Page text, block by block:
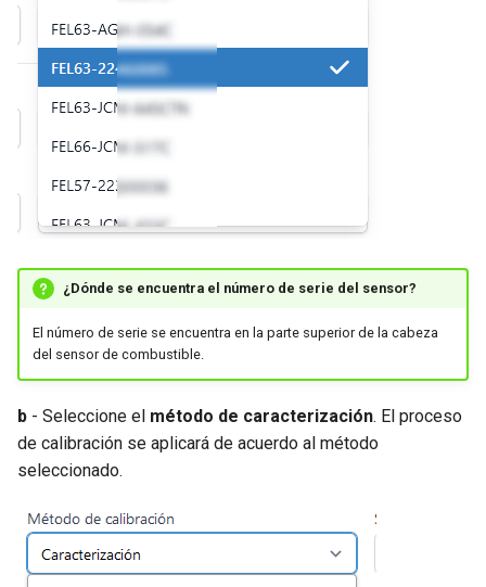
¿Dónde se encuentra el número de serie del sensor?
El número de serie se encuentra en la parte superior de la cabeza
del sensor de combustible.
b - Seleccione el método de caracterización. El proceso
de calibración se aplicará de acuerdo al método
seleccionado.